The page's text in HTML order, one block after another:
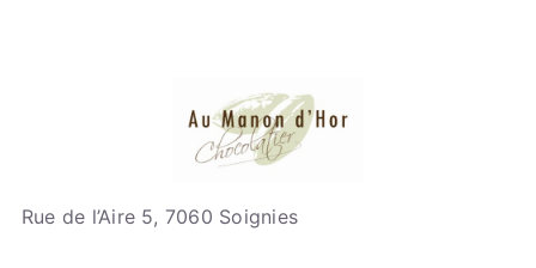
Rue de l’Aire 5, 7060 Soignies